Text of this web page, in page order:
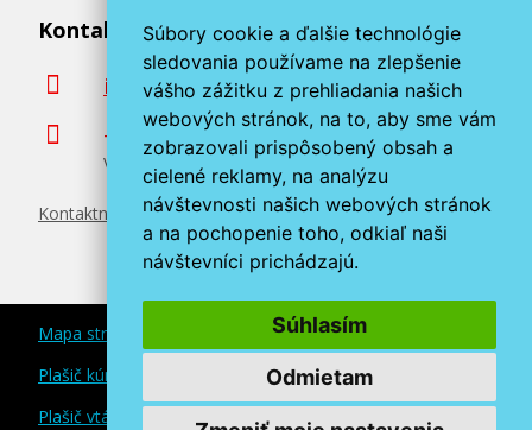
Súbory cookie a ďalšie technológie
sledovania používame na zlepšenie
vášho zážitku z prehliadania našich
webových stránok, na to, aby sme vám
zobrazovali prispôsobený obsah a
cielené reklamy, na analýzu
návštevnosti našich webových stránok
a na pochopenie toho, odkiaľ naši
návštevníci prichádzajú.
Súhlasím
Odmietam
Kontaktujte nás
info@miroluk.sk
+420 377 222 313
Volajte v pracovné dni od 8. do 17. hod.
Kontaktné údaje
Mapa stránok
Plašič kún a myší
Plašič vtákov